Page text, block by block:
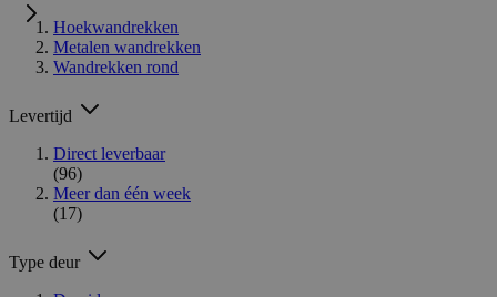
Hoekwandrekken
Metalen wandrekken
Wandrekken rond
Levertijd
Direct leverbaar
(96)
Meer dan één week
(17)
Type deur